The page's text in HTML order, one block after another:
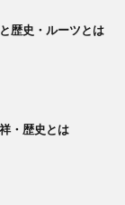
歴史・ルーツとは
・歴史とは